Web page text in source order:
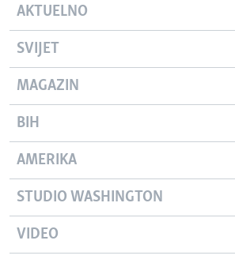
AKTUELNO
SVIJET
MAGAZIN
BIH
AMERIKA
STUDIO WASHINGTON
VIDEO